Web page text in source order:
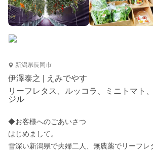
新潟県長岡市
伊澤泰之 | えみでやす
リーフレタス、ルッコラ、ミニトマト
ジル
◆お客様へのごあいさつ
はじめまして。
雪深い新潟県で夫婦二人、無農薬でリーフレ